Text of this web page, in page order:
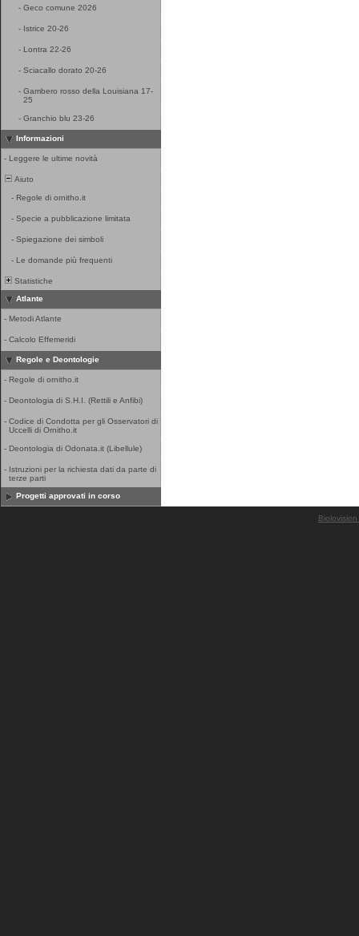
- Geco comune 2026
- Istrice 20-26
- Lontra 22-26
- Sciacallo dorato 20-26
- Gambero rosso della Louisiana 17-
25
- Granchio blu 23-26
Informazioni
- Leggere le ultime novità
Aiuto
- Regole di ornitho.it
- Specie a pubblicazione limitata
- Spiegazione dei simboli
- Le domande più frequenti
Statistiche
Atlante
- Metodi Atlante
- Calcolo Effemeridi
Regole e Deontologie
- Regole di ornitho.it
- Deontologia di S.H.I. (Rettili e Anfibi)
- Codice di Condotta per gli Osservatori di
Uccelli di Ornitho.it
- Deontologia di Odonata.it (Libellule)
- Istruzioni per la richiesta dati da parte di
terze parti
Progetti approvati in corso
Biolovision